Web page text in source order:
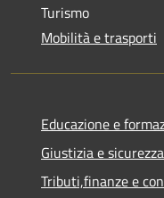
Turismo
Mobilità e trasporti
Educazione e
Giustizia e
Tributi,finanze e